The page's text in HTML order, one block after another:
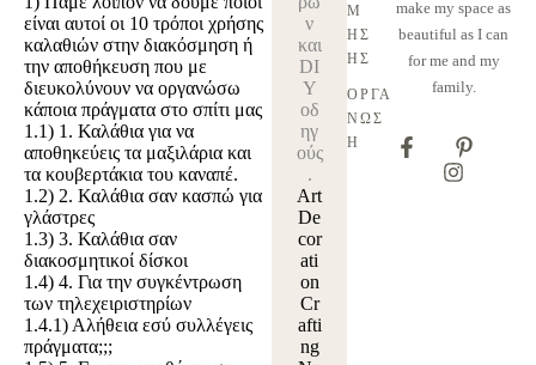
είναι αυτοί οι 10 τρόποι χρήσης
καλαθιών στην διακόσμηση ή
την αποθήκευση που με
διευκολύνουν να οργανώσω
κάποια πράγματα στο σπίτι μας
1.1) 1. Καλάθια για να
αποθηκεύεις τα μαξιλάρια και
τα κουβερτάκια του καναπέ.
1.2) 2. Καλάθια σαν κασπώ για
γλάστρες
1.3) 3. Καλάθια σαν
διακοσμητικοί δίσκοι
1.4) 4. Για την συγκέντρωση
των τηλεχειριστηρίων
1.4.1) Αλήθεια εσύ συλλέγεις
πράγματα;;;
ν
και
DI
Y
οδ
ηγ
ούς
.
Art
De
cor
ati
on
Cr
afti
ng
Μ
ΗΣ
ΗΣ
ΟΡΓΆ
ΝΩΣ
Η
make my space as
beautiful as I can
for me and my
family.